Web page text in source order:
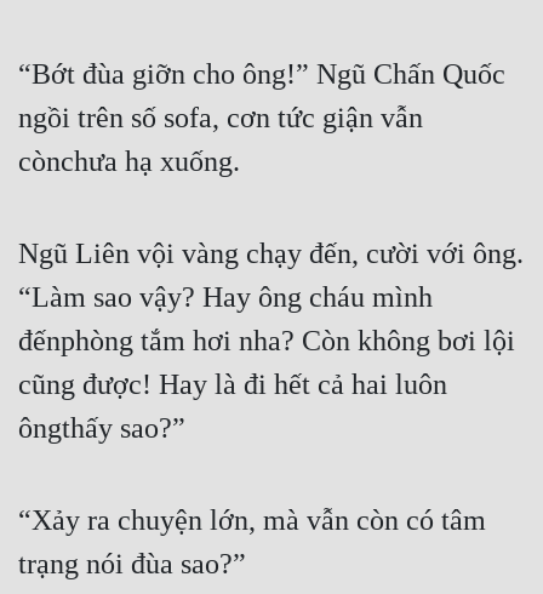
Tu Tiên
Tội Phạm
Vô Địch
Võng Du
Xuyên Không
Xuyên Nhanh
Xuyên Sách
“Bớt đùa giỡn cho ông!” Ngũ Chấn Quốc
ngồi trên số sofa, cơn tức giận vẫn
cònchưa hạ xuống.
Ngũ Liên vội vàng chạy đến, cười với ông.
“Làm sao vậy? Hay ông cháu mình
đếnphòng tắm hơi nha? Còn không bơi lội
cũng được! Hay là đi hết cả hai luôn
ôngthấy sao?”
“Xảy ra chuyện lớn, mà vẫn còn có tâm
trạng nói đùa sao?”